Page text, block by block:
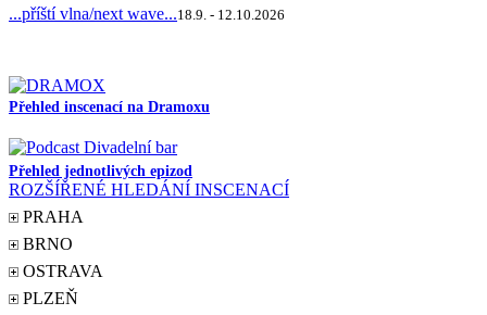
...příští vlna/next wave...18.9. - 12.10.2026
Přehled inscenací na Dramoxu
Přehled jednotlivých epizod
ROZŠÍŘENÉ HLEDÁNÍ INSCENACÍ
PRAHA
BRNO
OSTRAVA
PLZEŇ